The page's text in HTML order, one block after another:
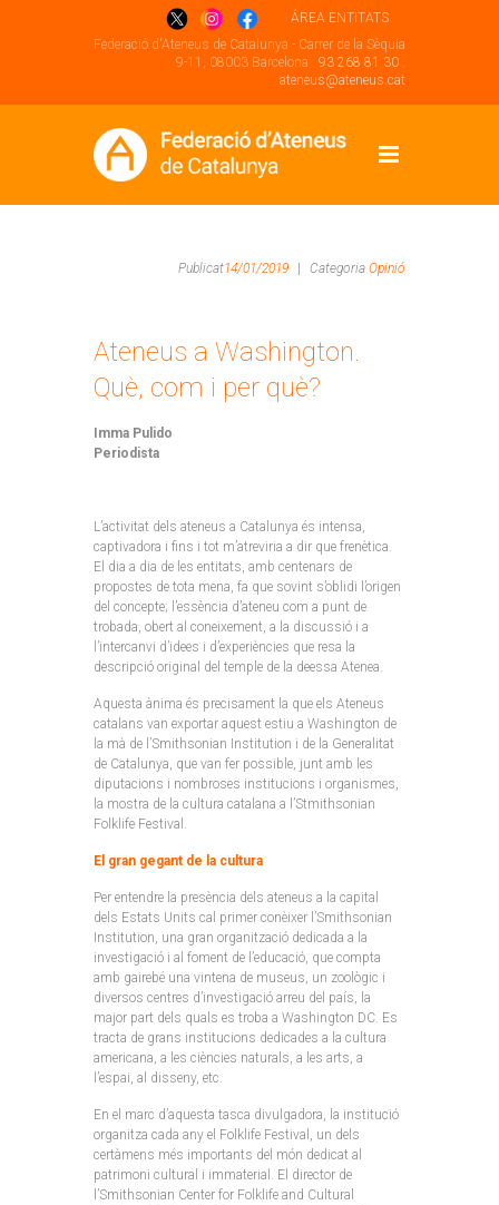
ÁREA ENTITATS
Federació d'Ateneus de Catalunya - Carrer de la Sèquia
9-11, 08003 Barcelona . 93 268 81 30 .
ateneus@ateneus.cat
Publicat14/01/2019 Categoria Opinió
Ateneus a Washington.
Què, com i per què?
Imma Pulido
Periodista
L’activitat dels ateneus a Catalunya és intensa,
captivadora i fins i tot m’atreviria a dir que frenètica.
El dia a dia de les entitats, amb centenars de
propostes de tota mena, fa que sovint s’oblidi l’origen
del concepte; l’essència d’ateneu com a punt de
trobada, obert al coneixement, a la discussió i a
l’intercanvi d’idees i d’experiències que resa la
descripció original del temple de la deessa Atenea.
Aquesta ànima és precisament la que els Ateneus
catalans van exportar aquest estiu a Washington de
la mà de l’Smithsonian Institution i de la Generalitat
de Catalunya, que van fer possible, junt amb les
diputacions i nombroses institucions i organismes,
la mostra de la cultura catalana a l’Stmithsonian
Folklife Festival.
El gran gegant de la cultura
Per entendre la presència dels ateneus a la capital
dels Estats Units cal primer conèixer l’Smithsonian
Institution, una gran organització dedicada a la
investigació i al foment de l’educació, que compta
amb gairebé una vintena de museus, un zoològic i
diversos centres d’investigació arreu del país, la
major part dels quals es troba a Washington DC. Es
tracta de grans institucions dedicades a la cultura
americana, a les ciències naturals, a les arts, a
l’espai, al disseny, etc.
En el marc d’aquesta tasca divulgadora, la institució
organitza cada any el Folklife Festival, un dels
certàmens més importants del món dedicat al
patrimoni cultural i immaterial. El director de
l’Smithsonian Center for Folklife and Cultural